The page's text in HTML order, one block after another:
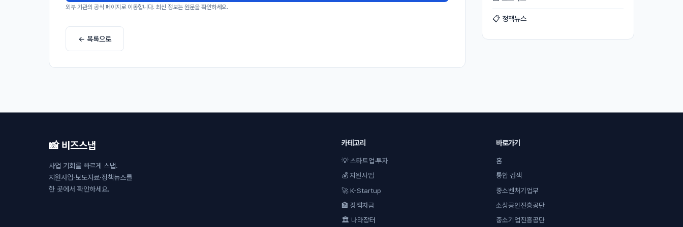
외부 기관의 공식 페이지로 이동합니다. 최신 정보는 원문을 확인하세요.
← 목록으로
📋 정책뉴스
📸 비즈스냅
사업 기회를 빠르게 스냅.
지원사업·보도자료·정책뉴스를
한 곳에서 확인하세요.
카테고리
💡 스타트업·투자
💰 지원사업
🚀 K-Startup
🏦 정책자금
🏛 나라장터
바로가기
홈
통합 검색
중소벤처기업부
소상공인진흥공단
중소기업진흥공단